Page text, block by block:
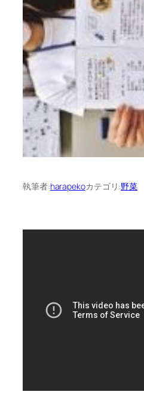
執筆者:harapekoカテゴリ:野菜